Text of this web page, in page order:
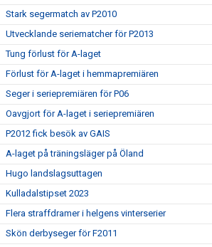
Stark segermatch av P2010
Utvecklande seriematcher för P2013
Tung förlust för A-laget
Förlust för A-laget i hemmapremiären
Seger i seriepremiären för P06
Oavgjort för A-laget i seriepremiären
P2012 fick besök av GAIS
A-laget på träningsläger på Öland
Hugo landslagsuttagen
Kulladalstipset 2023
Flera straffdramer i helgens vinterserier
Skön derbyseger för F2011